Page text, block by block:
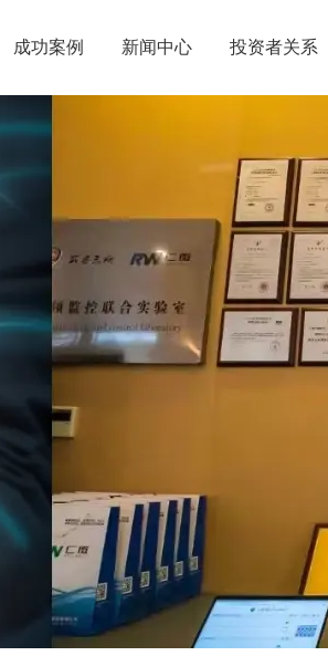
成功案例 新闻中心 投资者关系